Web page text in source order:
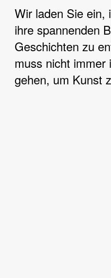
Wir laden Sie ein,
ihre spannenden
Geschichten zu
muss nicht immer
gehen, um Kunst